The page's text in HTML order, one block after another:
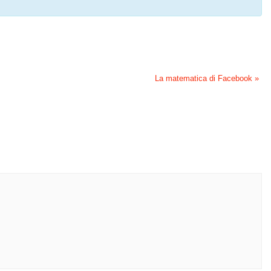
La matematica di Facebook »